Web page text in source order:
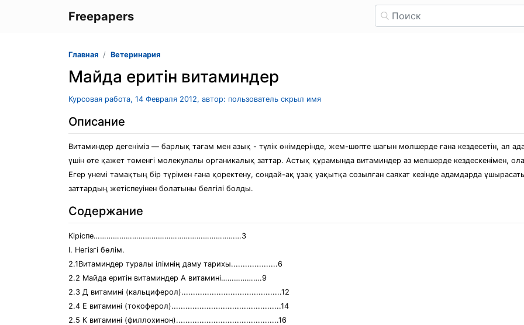
Freepapers
Главная Ветеринария
Майда еритін витаминдер
Курсовая работа, 14 Февраля 2012, автор: пользователь скрыл имя
Описание
Витаминдер дегеніміз — барлық тағам мен азық - түлік өнімдерінде, жем-шөпте шағын мөлшерде ғана кездесетін, ал
үшін өте қажет төменгі молекулалы органикалық заттар. Астық құрамында витаминдер аз мелшерде кездескенімен,
Егер үнемі тамақтың бір түрімен ғана қоректену, сондай-ақ ұзақ уақытқа созылған саяхат кезінде адамдарда
заттардың жетіспеуінен болатыны белгілі болды.
Содержание
Кіріспе……………………………………………………………3
І. Негізгі бөлім.
2.1Витаминдер туралы ілімнің даму тарихы....................6
2.2 Майда еритін витаминдер А витамині……………….9
2.3 Д витамині (кальциферол)...........................................12
2.4 Е витамині (токоферол)...............................................14
2.5 К витамині (филлохинон)............................................16